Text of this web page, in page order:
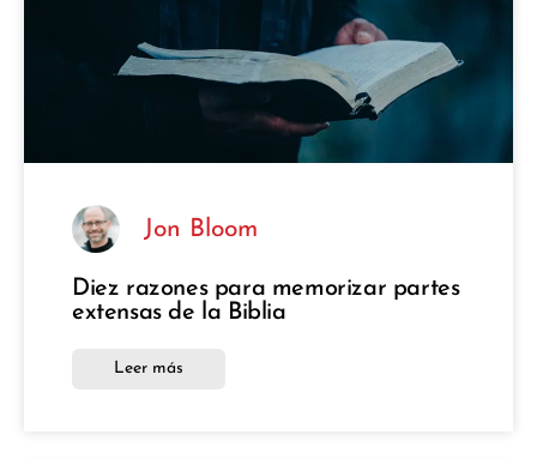
Jon Bloom
Diez razones para memorizar partes
extensas de la Biblia
Leer más